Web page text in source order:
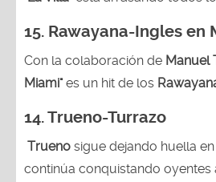
15. Rawayana-Ingles en
Con la colaboración de Manuel
Miami"es un hit de los
14.Trueno-Turrazo
Trueno sigue dejando huella
continúa conquistando oyentes